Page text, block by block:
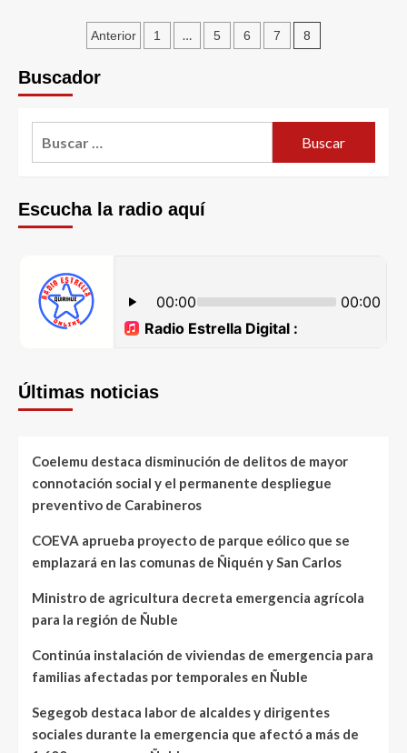
Anterior 1 … 5 6 7 8
Buscador
Escucha la radio aquí
Últimas noticias
Coelemu destaca disminución de delitos de mayor
connotación social y el permanente despliegue
preventivo de Carabineros
COEVA aprueba proyecto de parque eólico que se
emplazará en las comunas de Ñiquén y San Carlos
Ministro de agricultura decreta emergencia agrícola
para la región de Ñuble
Continúa instalación de viviendas de emergencia para
familias afectadas por temporales en Ñuble
Segegob destaca labor de alcaldes y dirigentes
sociales durante la emergencia que afectó a más de